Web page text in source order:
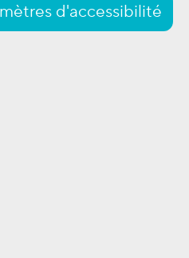
d'accessibilité